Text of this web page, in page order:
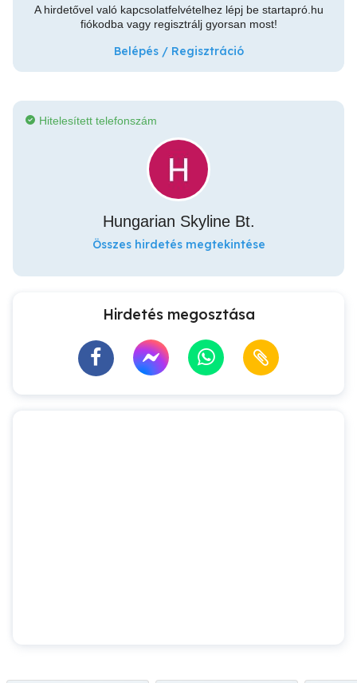
A hirdetővel való kapcsolatfelvételhez lépj be startapró.hu
fiókodba vagy regisztrálj gyorsan most!
Belépés / Regisztráció
Hitelesített telefonszám
Hungarian Skyline Bt.
Összes hirdetés megtekintése
Hirdetés megosztása